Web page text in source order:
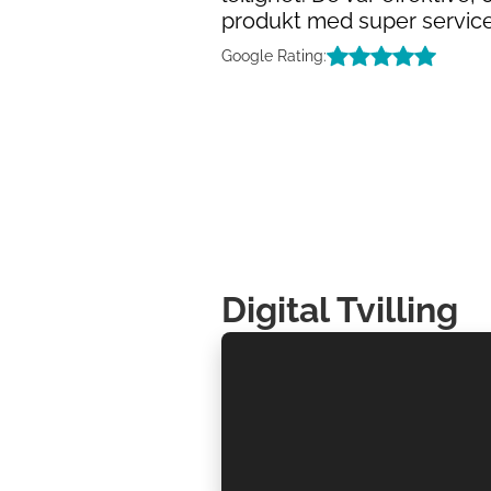
produkt med super
Google Rating:
Digital Tvilling